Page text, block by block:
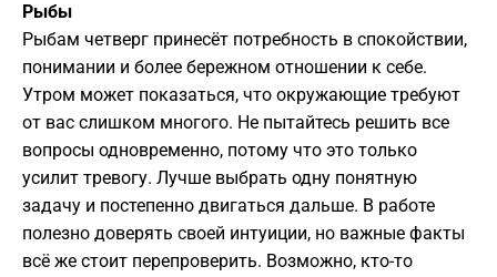
Рыбы
Рыбам четверг принесёт потребность в спокойствии,
понимании и более бережном отношении к себе.
Утром может показаться, что окружающие требуют
от вас слишком многого. Не пытайтесь решить все
вопросы одновременно, потому что это только
усилит тревогу. Лучше выбрать одну понятную
задачу и постепенно двигаться дальше. В работе
полезно доверять своей интуиции, но важные факты
всё же стоит перепроверить. Возможно, кто-то